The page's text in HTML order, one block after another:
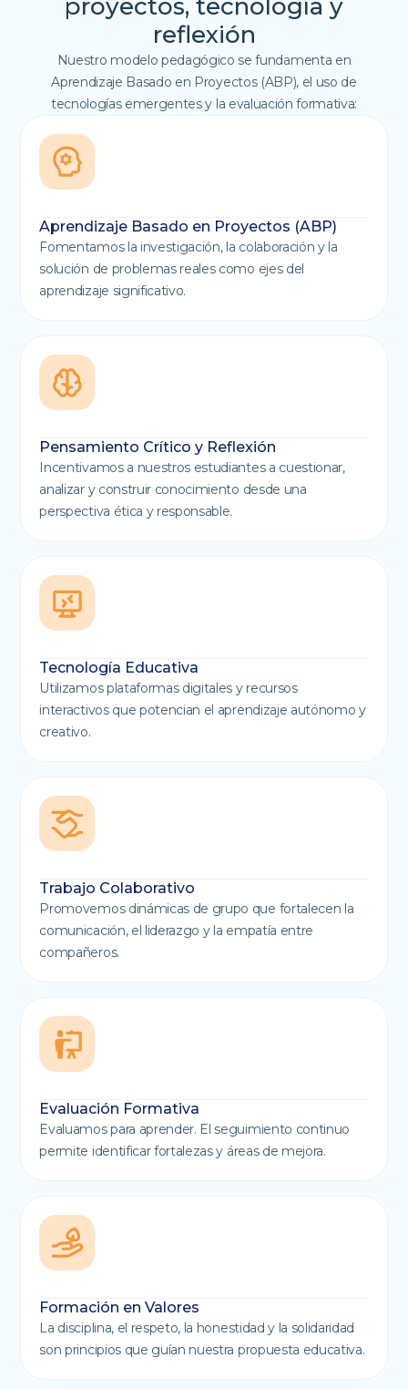
proyectos, tecnología y
reflexión
Nuestro modelo pedagógico se fundamenta en
Aprendizaje Basado en Proyectos (ABP), el uso de
tecnologías emergentes y la evaluación formativa:
Aprendizaje Basado en Proyectos (ABP)
Fomentamos la investigación, la colaboración y la
solución de problemas reales como ejes del
aprendizaje significativo.
Pensamiento Crítico y Reflexión
Incentivamos a nuestros estudiantes a cuestionar,
analizar y construir conocimiento desde una
perspectiva ética y responsable.
Tecnología Educativa
Utilizamos plataformas digitales y recursos
interactivos que potencian el aprendizaje autónomo y
creativo.
Trabajo Colaborativo
Promovemos dinámicas de grupo que fortalecen la
comunicación, el liderazgo y la empatía entre
compañeros.
Evaluación Formativa
Evaluamos para aprender. El seguimiento continuo
permite identificar fortalezas y áreas de mejora.
Formación en Valores
La disciplina, el respeto, la honestidad y la solidaridad
son principios que guían nuestra propuesta educativa.